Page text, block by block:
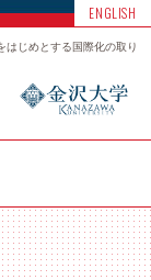
ENGLISH
はじめとする国際化の取り